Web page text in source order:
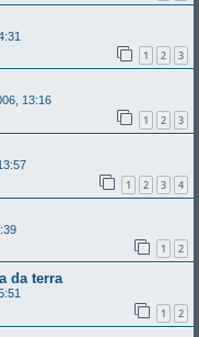
1 2 3
13:16
1 2 3
1 2 3 4
1 2
da terra
1 2